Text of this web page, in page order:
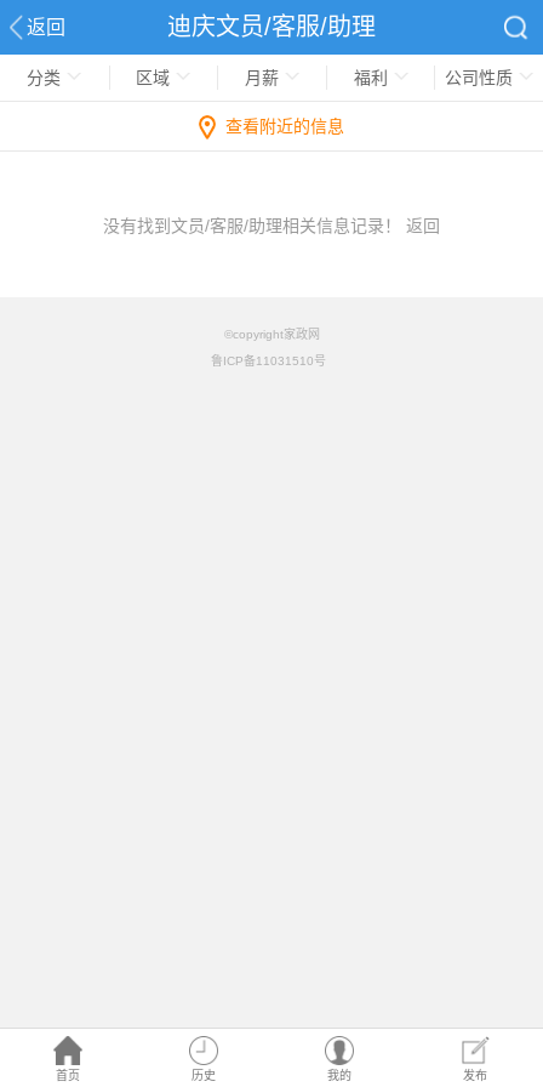
返回 迪庆文员/客服/助理
首页 历史 我的 发布
分类 区域 月薪 福利 公司性质
查看附近的信息
没有找到文员/客服/助理相关信息记录！ 返回
©copyright家政网
鲁ICP备11031510号